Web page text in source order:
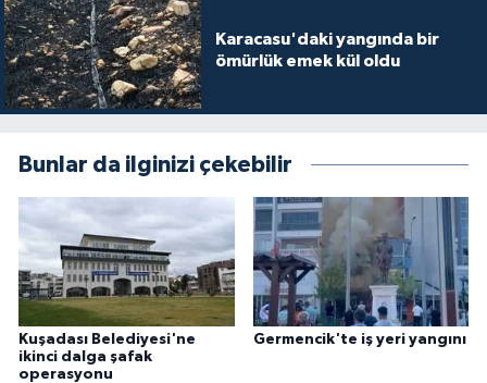
Karacasu'daki yangında bir
ömürlük emek kül oldu
Bunlar da ilginizi çekebilir
Kuşadası Belediyesi'ne
ikinci dalga şafak
operasyonu
Germencik'te iş yeri yangını